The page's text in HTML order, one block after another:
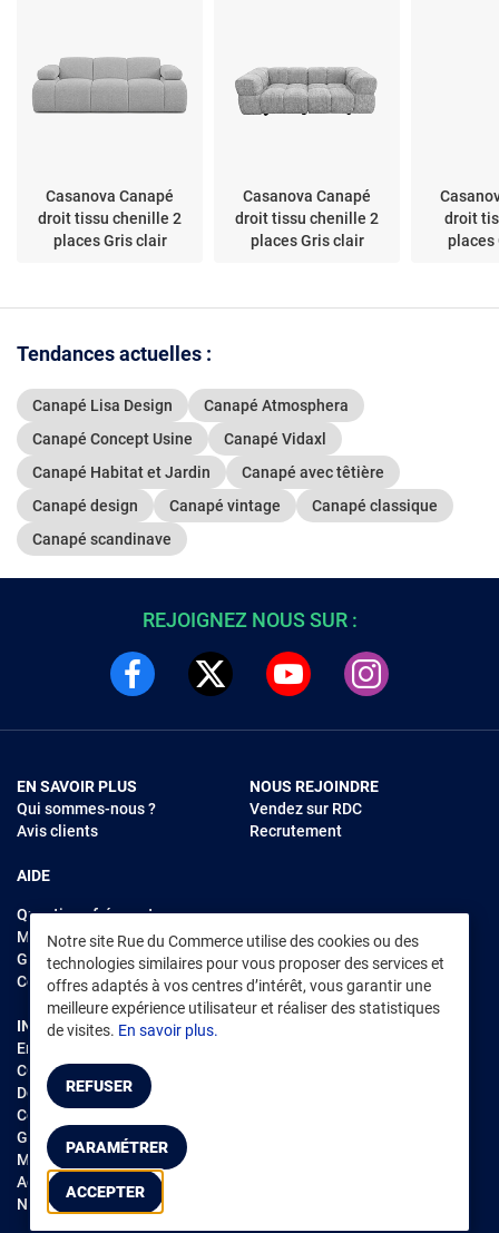
Casanova Canapé
droit tissu chenille 2
places Gris clair
Casanova Canapé
droit tissu chenille 2
places Gris clair
droit
places
Tendances actuelles :
Canapé Lisa Design
Canapé Atmosphera
Canapé Concept Usine
Canapé Vidaxl
Canapé Habitat et Jardin
Canapé avec têtière
Canapé design
Canapé vintage
Canapé classique
Canapé scandinave
Notre site Rue du Commerce utilise des cookies ou des
technologies similaires pour vous proposer des services et
offres adaptés à vos centres d’intérêt, vous garantir une
meilleure expérience utilisateur et réaliser des statistiques
de visites. En savoir plus.
REFUSER
PARAMÉTRER
ACCEPTER
REJOIGNEZ NOUS SUR :
EN SAVOIR PLUS
Qui sommes-nous ?
Avis clients
AIDE
Questions fréquentes
Modes de règlements
Garantie et retours
Contacter Rue du Commerce
NOUS REJOINDRE
Vendez sur RDC
Recrutement
INFORMATIONS LÉGALES
Environnement
CGV /CGU Marketplace
Données personnelles
Cookies
Gérer mes cookies
Mentions légales
Accessibilité : non conforme
Notice d'accessibilité